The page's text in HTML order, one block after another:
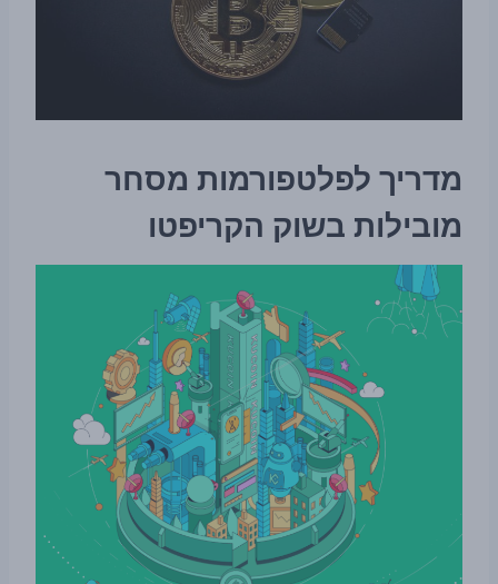
מדריך לפלטפורמות מסחר
מובילות בשוק הקריפטו